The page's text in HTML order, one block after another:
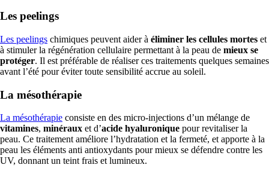
Les peelings
Les peelings chimiques peuvent aider à éliminer les cellules mortes et
à stimuler la régénération cellulaire permettant à la peau de mieux se
protéger. Il est préférable de réaliser ces traitements quelques semaines
avant l’été pour éviter toute sensibilité accrue au soleil.
La mésothérapie
La mésothérapie consiste en des micro-injections d’un mélange de
vitamines, minéraux et d’acide hyaluronique pour revitaliser la
peau. Ce traitement améliore l’hydratation et la fermeté, et apporte à la
peau les éléments anti antioxydants pour mieux se défendre contre les
UV, donnant un teint frais et lumineux.